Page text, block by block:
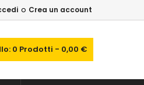
o Crea un account
0 Prodotti - 0,00 €